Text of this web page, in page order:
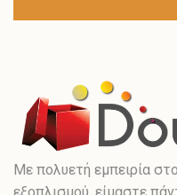
Με πολυετή εμπειρία